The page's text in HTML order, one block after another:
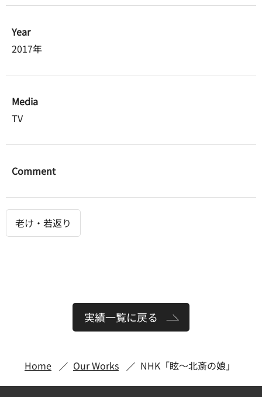
Year
2017年
Media
TV
Comment
老け・若返り
実績一覧に戻る
Home Our Works NHK「眩～北斎の娘」